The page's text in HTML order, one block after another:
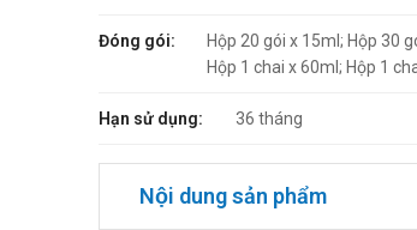
Đóng gói:
Hộp 20 gói x 15ml; Hộp 30
Hộp 1 chai x 60ml; Hộp 1
Hạn sử dụng: 36 tháng
Nội dung sản phẩm